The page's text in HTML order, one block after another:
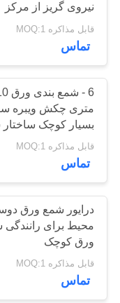
نمایش
واقعیت
مجازی
درباره
تور
کارخانه
کنترل
کیفیت
بیل
شمع
86
چکش
14
نیروی گریز از مرکز
172KN
قابل مذاکره MOQ:1
تماس
6 - شمع
متری چکش ویبره
بسیار کوچک
وزن
قابل مذاکره MOQ:1
تماس
درایور شمع ورق
محیط برای
ورق کوچک
قابل مذاکره MOQ:1
تماس